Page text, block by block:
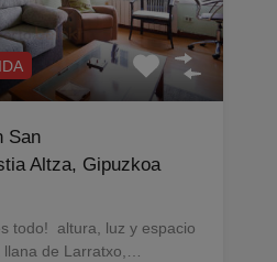
San
Altza, Gipuzkoa
todo! altura, luz y espacio
de Larratxo,…